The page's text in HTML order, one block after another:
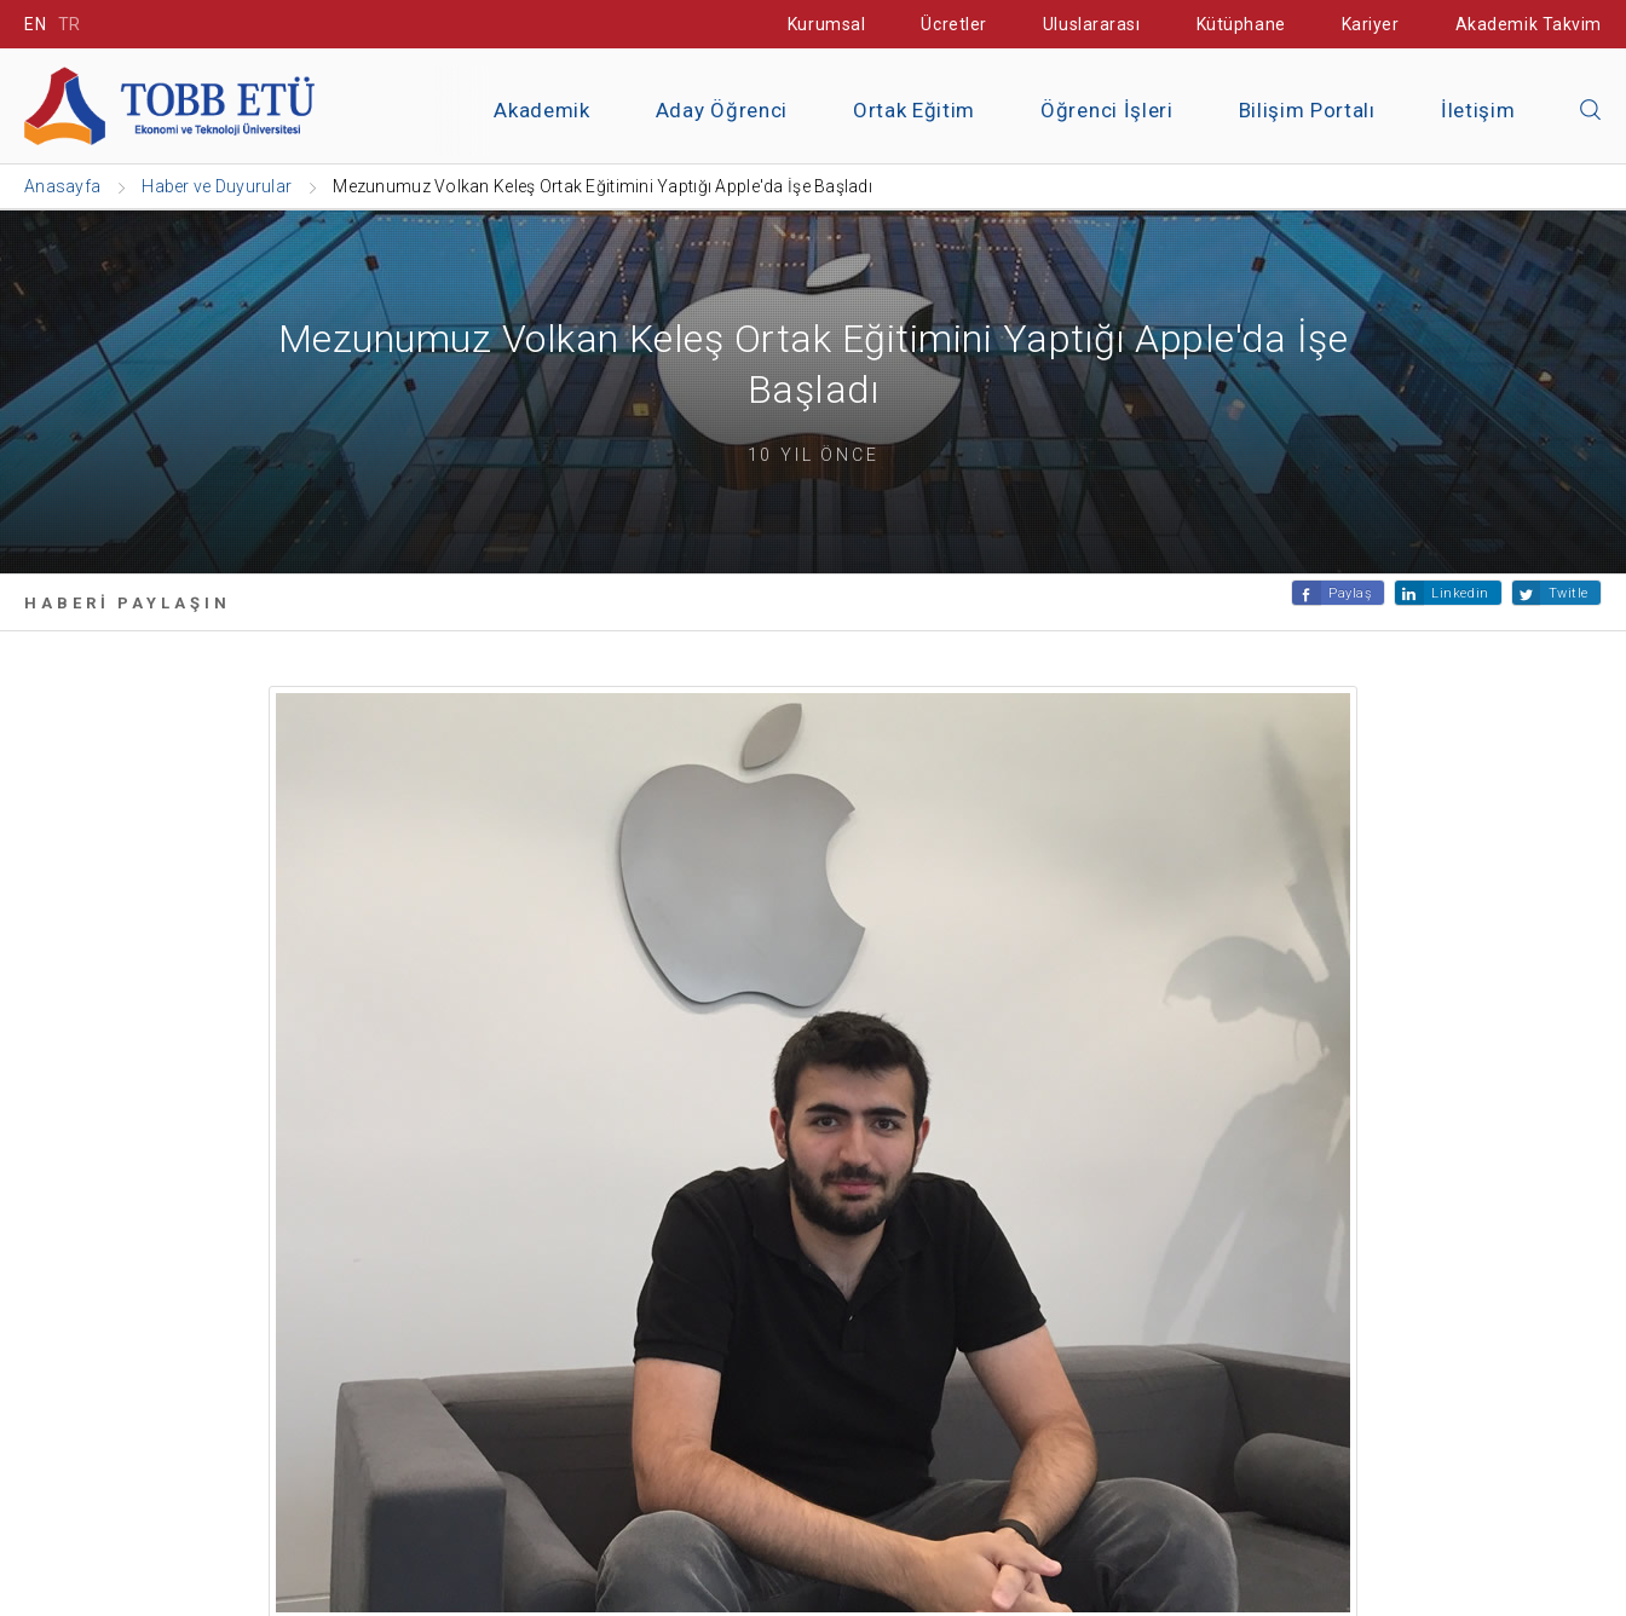
EN TR Kurumsal Ücretler Uluslararası Kütüphane Kariyer Akademik Takvim
Akademik Aday Öğrenci Ortak Eğitim Öğrenci İşleri Bilişim Portalı İletişim
Anasayfa Haber ve Duyurular Mezunumuz Volkan Keleş Ortak Eğitimini Yaptığı Apple'da İşe Başladı
Mezunumuz Volkan Keleş Ortak Eğitimini Yaptığı Apple'da İşe
Başladı
10 YIL ÖNCE
HABERİ PAYLAŞIN
Paylaş Linkedin Twitle